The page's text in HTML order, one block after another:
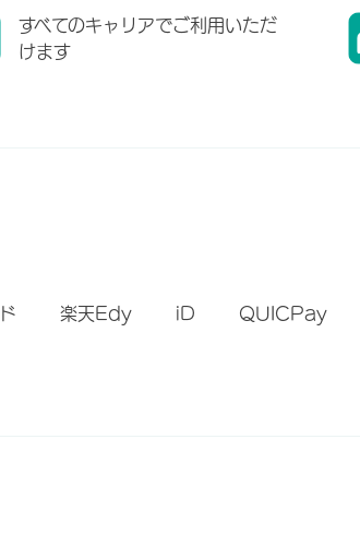
すべてのキャリアでご利用いただ
けます
楽天Edy iD QUICPay